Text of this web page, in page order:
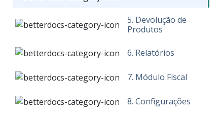
5. Devolução de
Produtos
6. Relatórios
7. Módulo Fiscal
8. Configurações